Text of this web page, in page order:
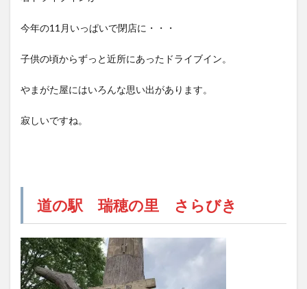
今年の11月いっぱいで閉店に・・・
子供の頃からずっと近所にあったドライブイン。
やまがた屋にはいろんな思い出があります。
寂しいですね。
道の駅 瑞穂の里 さらびき